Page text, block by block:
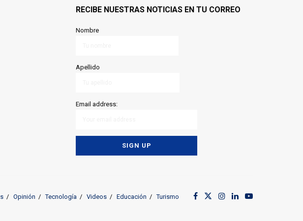
RECIBE NUESTRAS NOTICIAS EN TU CORREO
Nombre
Apellido
Email address:
Opinión Tecnología Videos Educación Turismo